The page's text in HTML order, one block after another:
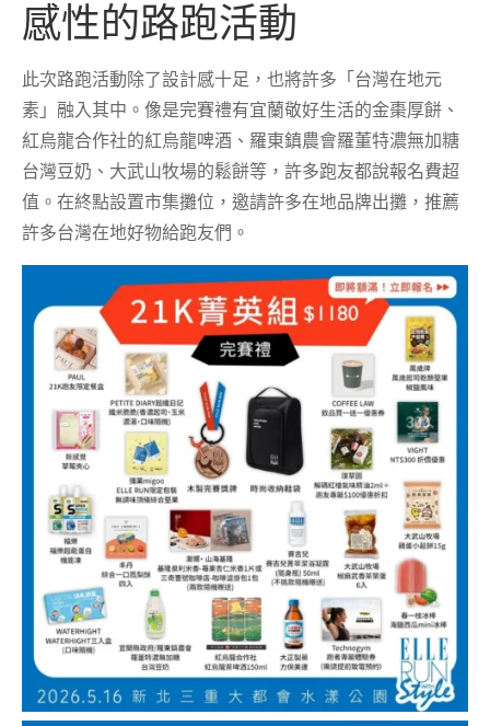
感性的路跑活動
此次路跑活動除了設計感十足，也將許多「台灣在地元
素」融入其中。 像是完賽禮有宜蘭敬好生活的金棗厚餅、
紅烏龍合作社的紅烏龍啤酒、羅東鎮農會羅董特濃無加糖
台灣豆奶、大武山牧場的鬆餅等，許多跑友都說報名費超
值。在終點設置市集攤位，邀請許多在地品牌出攤，推薦
許多台灣在地好物給跑友們。